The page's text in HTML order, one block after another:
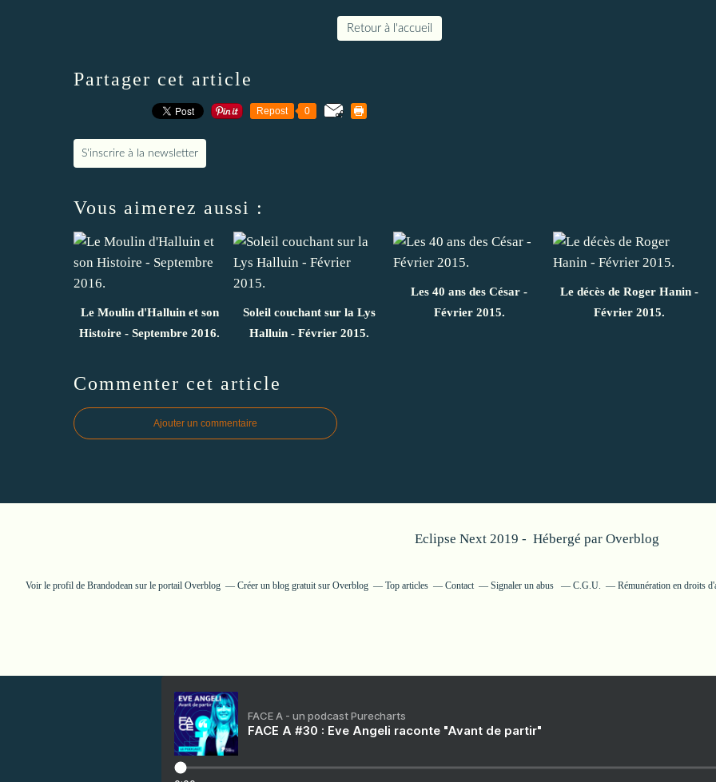
Retour à l'accueil
Partager cet article
Repost 0
S'inscrire à la newsletter
Vous aimerez aussi :
Le Moulin d'Halluin et son
Histoire - Septembre 2016.
Soleil couchant sur la Lys
Halluin - Février 2015.
Les 40 ans des César -
Février 2015.
Le décès de Roger Hanin -
Février 2015.
Commenter cet article
Ajouter un commentaire
Eclipse Next 2019 - Hébergé par Overblog
Voir le profil de Brandodean sur le portail Overblog Créer un blog gratuit sur Overblog Top articles Contact Signaler un abus C.G.U. Rémunération en droits
FACE A - un podcast Purecharts
FACE A #30 : Eve Angeli raconte "Avant de partir"